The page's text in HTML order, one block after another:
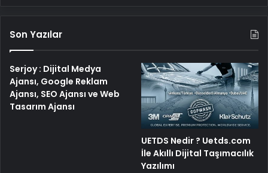
Son Yazılar
Serjoy : Dijital Medya
Ajansı, Google Reklam
Ajansı, SEO Ajansı ve Web
Tasarım Ajansı
UETDS Nedir ? Uetds.com
İle Akıllı Dijital Taşımacılık
Yazılımı